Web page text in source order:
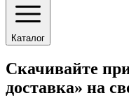
Каталог
Скачивайте
доставка» на